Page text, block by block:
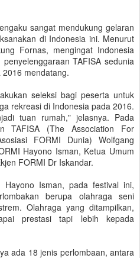
sangat mendukung gelaran
di Indonesia ini. Menurut
Fornas, mengingat Indonesia
TAFISA sedunia
mendatang.
seleksi bagi peserta untuk
rekreasi di Indonesia pada 2016.
tuan rumah," jelasnya. Pada
TAFISA (The Association For
FORMI Dunia) Wolfgang
Hayono Isman, Ketua Umum
FORMI Dr Iskandar.
Hayono Isman, pada festival ini,
berupa olahraga seni
Olahraga yang ditampilkan,
prestasi tapi lebih kepada
ada 18 jenis perlombaan, antara